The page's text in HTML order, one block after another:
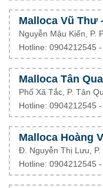
Malloca Vũ Thư
Nguyễn Mậu Kiến, P.
Hotline: 0904212545
Malloca Tân
Phố Xã Tắc, P. Tân
Hotline: 0904212545
Malloca Hoàng
Đ. Nguyễn Thị Lưu,
Hotline: 0904212545